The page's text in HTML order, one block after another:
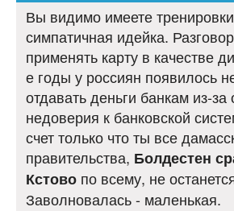
Вы видимо имеете
симпатичная идейка.
применять карту в качестве
е годы у россиян появилось
отдавать деньги банкам из-
недоверия к банковской
счет только что ты все
правительства, Болдестен
Кстово по всему, не
Заволновалась - маленькая.